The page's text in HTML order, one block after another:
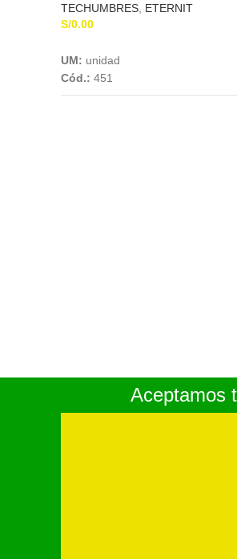
TECHUMBRES ETERNIT
S/0.00
UM: unidad
Cód.: 451
Aceptamos